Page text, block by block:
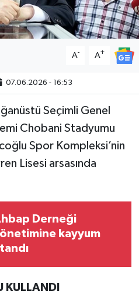
A- A+
07.06.2026 - 16:53
Seçimli Genel
Chobani Stadyumu
Spor Kompleksi’nin
Lisesi arsasında
Derneği
kayyum
KULLANDI